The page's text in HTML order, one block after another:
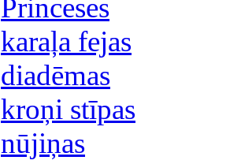
Princeses
karaļa fejas
diadēmas
kroņi stīpas
nūjiņas